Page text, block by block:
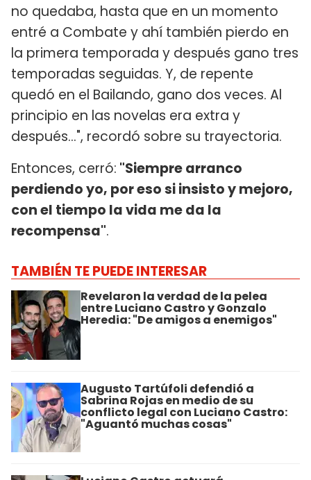
no quedaba, hasta que en un momento
entré a Combate y ahí también pierdo en
la primera temporada y después gano tres
temporadas seguidas. Y, de repente
quedó en el Bailando, gano dos veces. Al
principio en las novelas era extra y
después...", recordó sobre su trayectoria.
Entonces, cerró: "Siempre arranco
perdiendo yo, por eso si insisto y mejoro,
con el tiempo la vida me da la
recompensa".
TAMBIÉN TE PUEDE INTERESAR
Revelaron la verdad de la pelea
entre Luciano Castro y Gonzalo
Heredia: "De amigos a enemigos"
Augusto Tartúfoli defendió a
Sabrina Rojas en medio de su
conflicto legal con Luciano Castro:
"Aguantó muchas cosas"